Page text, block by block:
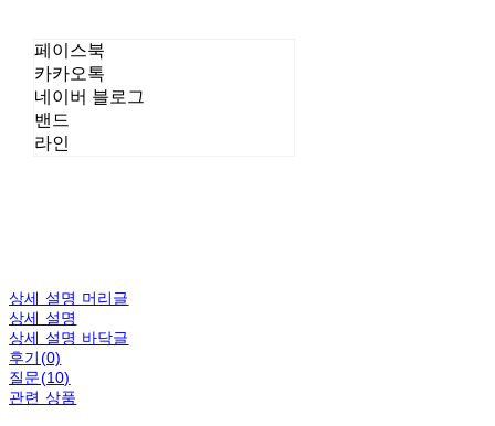
페이스북
카카오톡
네이버 블로그
밴드
라인
상세 설명 머리글
상세 설명
상세 설명 바닥글
후기(0)
질문(10)
관련 상품